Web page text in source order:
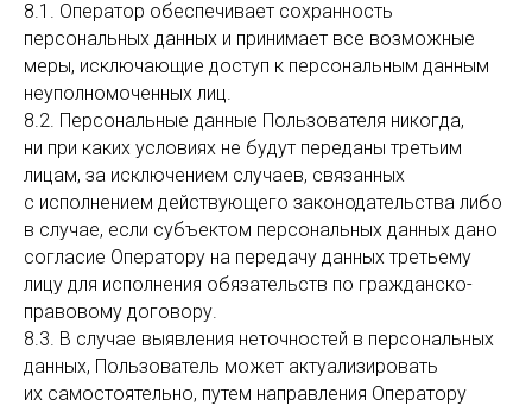
8.1. Оператор обеспечивает сохранность
персональных данных и принимает все возможные
меры, исключающие доступ к персональным данным
неуполномоченных лиц.
8.2. Персональные данные Пользователя никогда,
ни при каких условиях не будут переданы третьим
лицам, за исключением случаев, связанных
с исполнением действующего законодательства либо
в случае, если субъектом персональных данных дано
согласие Оператору на передачу данных третьему
лицу для исполнения обязательств по гражданско-
правовому договору.
8.3. В случае выявления неточностей в персональных
данных, Пользователь может актуализировать
их самостоятельно, путем направления Оператору